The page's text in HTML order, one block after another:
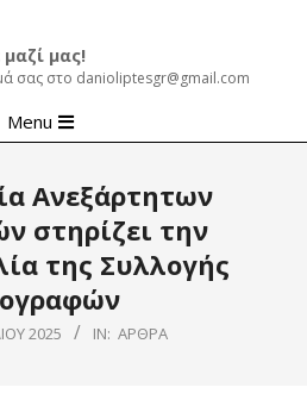
μας!
σας στο danioliptesgr@gmail.com
Menu
Ανεξάρτητων
στηρίζει την
της Συλλογής
2025 IN: ΆΡΘΡΑ